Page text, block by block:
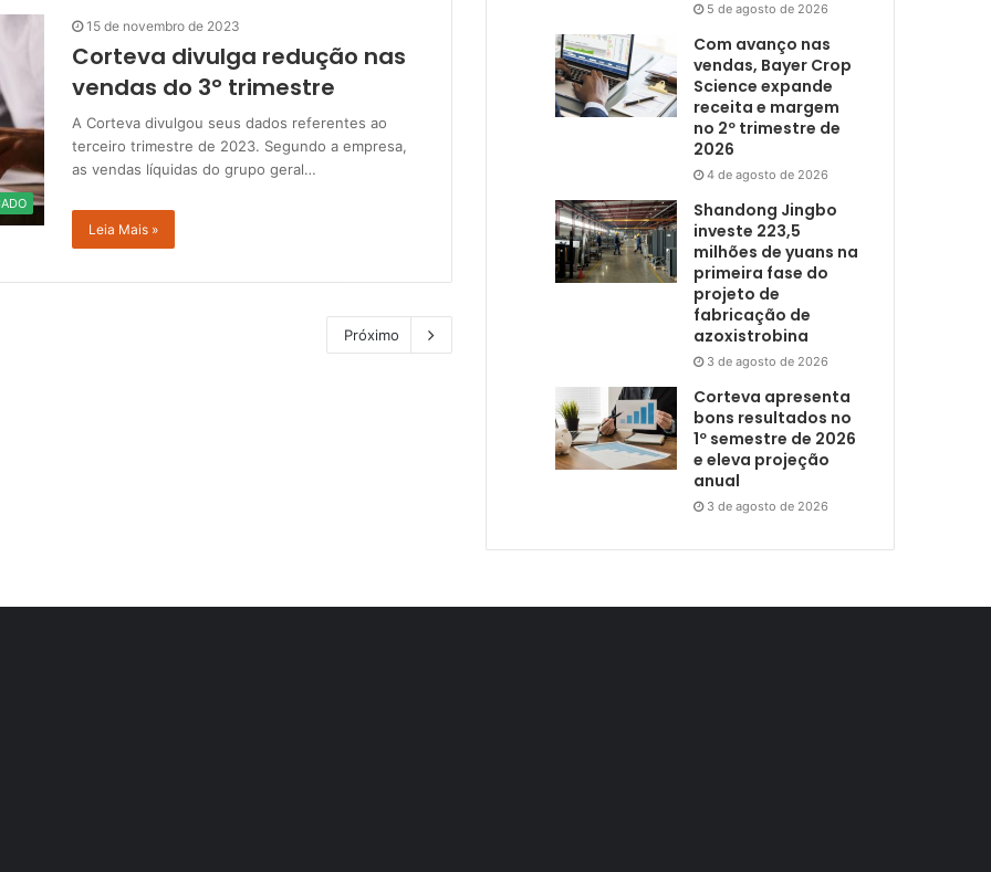
15 de novembro de 2023
Corteva divulga redução nas
vendas do 3° trimestre
A Corteva divulgou seus dados referentes ao
terceiro trimestre de 2023. Segundo a empresa,
as vendas líquidas do grupo geral…
Leia Mais »
Próximo
5 de agosto de 2026
Com avanço nas
vendas, Bayer Crop
Science expande
receita e margem
no 2º trimestre de
2026
4 de agosto de 2026
Shandong Jingbo
investe 223,5
milhões de yuans na
primeira fase do
projeto de
fabricação de
azoxistrobina
3 de agosto de 2026
Corteva apresenta
bons resultados no
1º semestre de 2026
e eleva projeção
anual
3 de agosto de 2026